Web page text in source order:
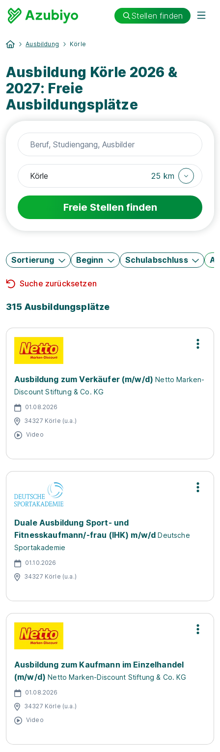
Stellen finden
Ausbildung Körle
Ausbildung Körle 2026 &
2027: Freie
Ausbildungsplätze
25 km
Freie Stellen finden
Sortierung Beginn Schulabschluss
Suche zurücksetzen
315 Ausbildungsplätze
Ausbildung zum Verkäufer (m/w/d) Netto Marken-
Discount Stiftung & Co. KG
01.08.2026
34327 Körle (u.a.)
Video
Duale Ausbildung Sport- und
Fitnesskaufmann/-frau (IHK) m/w/d Deutsche
Sportakademie
01.10.2026
34327 Körle (u.a.)
Ausbildung zum Kaufmann im Einzelhandel
(m/w/d) Netto Marken-Discount Stiftung & Co. KG
01.08.2026
34327 Körle (u.a.)
Video